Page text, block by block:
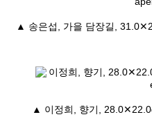
▲ 송은섭, 가을 담장길,
▲ 이정희, 향기,